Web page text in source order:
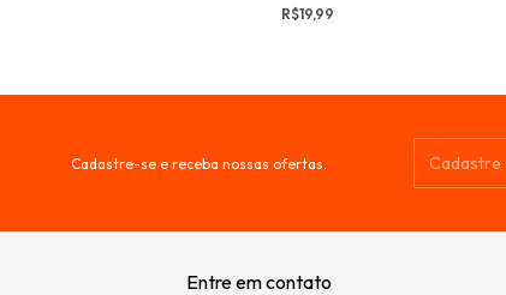
R$19,99
Cadastre-se e receba nossas ofertas.
Entre em contato